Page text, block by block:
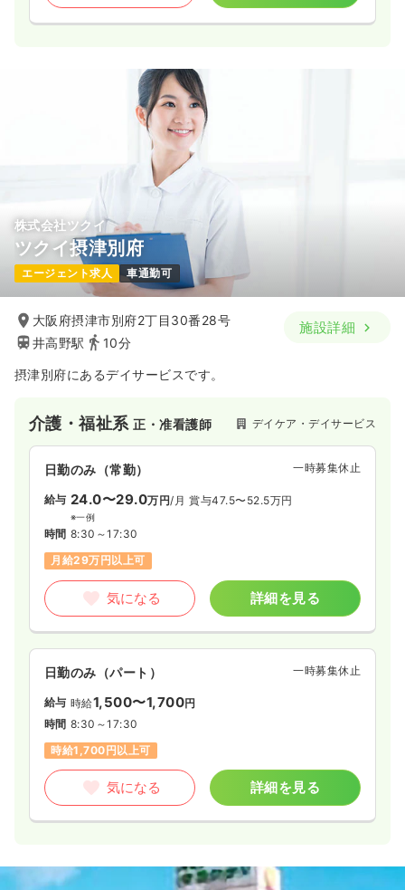
株式会社ツクイ
ツクイ摂津別府
エージェント求人 車通勤可
大阪府摂津市別府2丁目30番28号
井高野駅
10分
施設詳細
摂津別府にあるデイサービスです。
介護・福祉系正・准看護師 デイケア・デイサービス
日勤のみ（常勤） 一時募集休止
給与 24.0〜29.0万円/月 賞与47.5〜52.5万円
※一例
時間 8:30～17:30
月給29万円以上可
気になる 詳細を見る
日勤のみ（パート） 一時募集休止
給与 時給1,500〜1,700円
時間 8:30～17:30
時給1,700円以上可
気になる 詳細を見る